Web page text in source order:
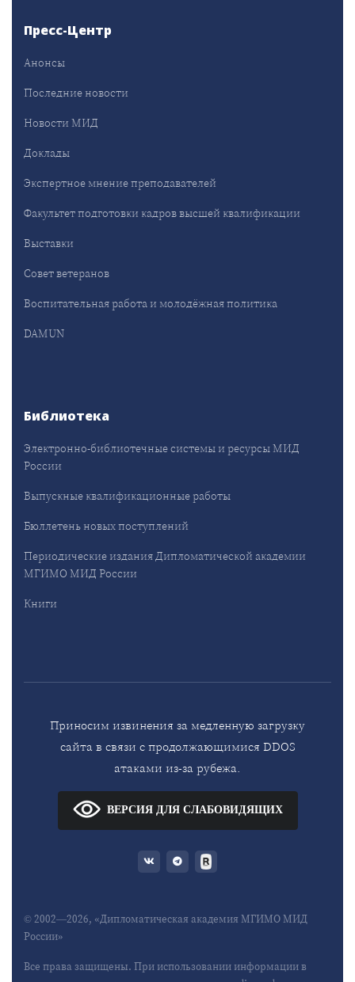
Пресс-Центр
Анонсы
Последние новости
Новости МИД
Доклады
Экспертное мнение преподавателей
Факультет подготовки кадров высшей квалификации
Выставки
Совет ветеранов
Воспитательная работа и молодёжная политика
DAMUN
Библиотека
Электронно-библиотечные системы и ресурсы МИД
России
Выпускные квалификационные работы
Бюллетень новых поступлений
Периодические издания Дипломатической академии
МГИМО МИД России
Книги
Приносим извинения за медленную загрузку
сайта в связи с продолжающимися DDOS
атаками из-за рубежа.
ВЕРСИЯ ДЛЯ СЛАБОВИДЯЩИХ
© 2002—2026, «Дипломатическая академия МГИМО МИД
России»
Все права защищены. При использовании информации в